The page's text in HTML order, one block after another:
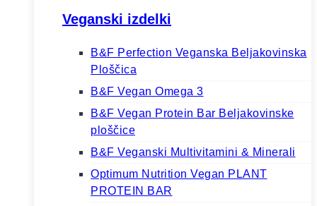
Veganski izdelki
B&F Perfection Veganska Beljakovinska
Ploščica
B&F Vegan Omega 3
B&F Vegan Protein Bar Beljakovinske
ploščice
B&F Veganski Multivitamini & Minerali
Optimum Nutrition Vegan PLANT
PROTEIN BAR